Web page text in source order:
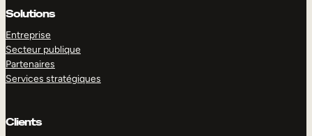
Solutions
Entreprise
Secteur publique
Partenaires
Services stratégiques
Clients